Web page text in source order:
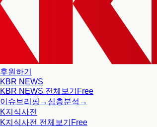
후원하기
KBR NEWS
KBR NEWS 전체보기 Free
이슈브리핑 → 심층분석 →
K지식사전
K지식사전 전체보기 Free